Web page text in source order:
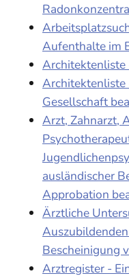
Aufenthalte im
Architektenliste
Architektenliste
Gesellschaft
Arzt, Zahnarzt,
ausländischer
Approbation
Ärztliche
Bescheinigung
Arztregister -